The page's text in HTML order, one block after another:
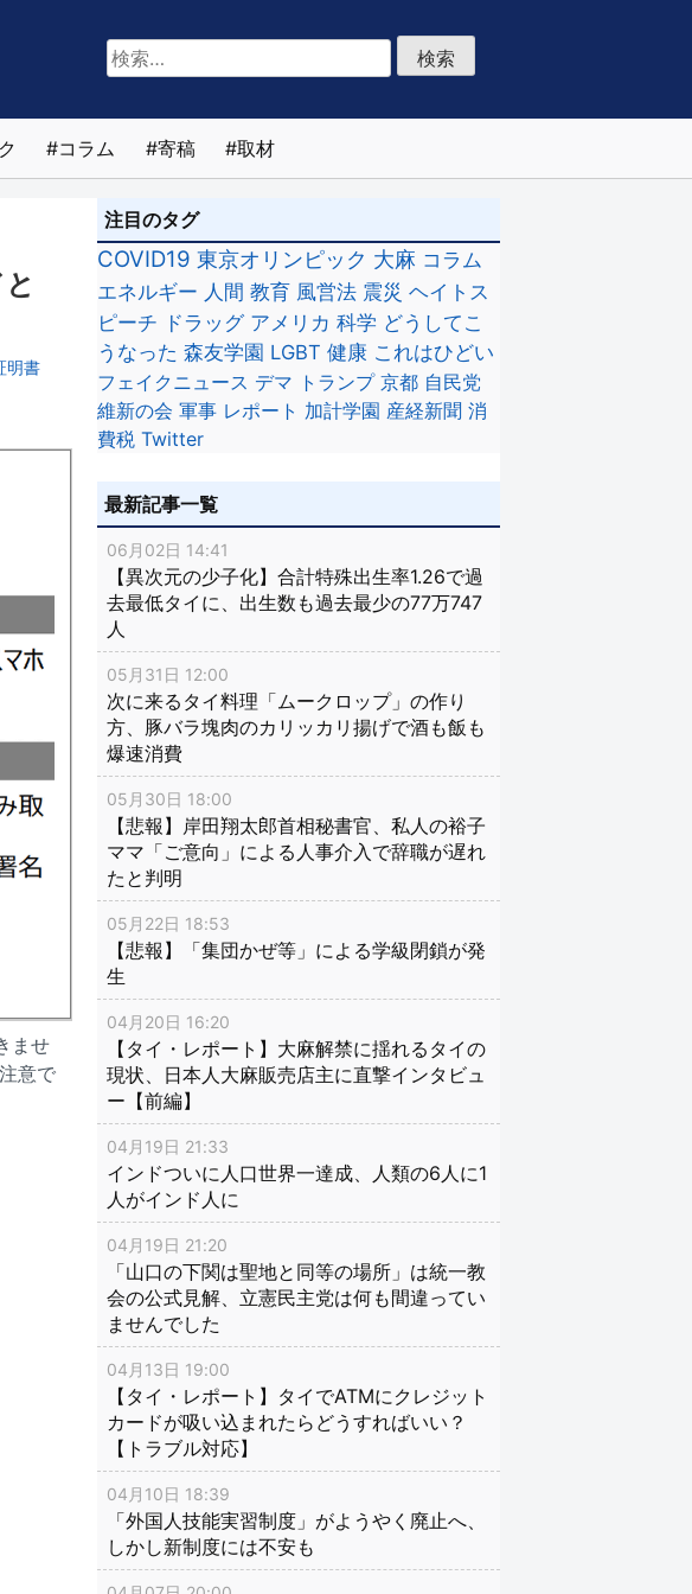
検
索:
コラム 寄稿 取材
明書
ませ
意で
注目のタグ
COVID19 東京オリンピック 大麻 コラム
エネルギー 人間 教育 風営法 震災 ヘイトス
ピーチ ドラッグ アメリカ 科学 どうしてこ
うなった 森友学園 LGBT 健康 これはひどい
フェイクニュース デマ トランプ 京都 自民党
維新の会 軍事 レポート 加計学園 産経新聞 消
費税 Twitter
最新記事一覧
06月02日 14:41
【異次元の少子化】合計特殊出生率1.26で過
去最低タイに、出生数も過去最少の77万747
人
05月31日 12:00
次に来るタイ料理「ムークロップ」の作り
方、豚バラ塊肉のカリッカリ揚げで酒も飯も
爆速消費
05月30日 18:00
【悲報】岸田翔太郎首相秘書官、私人の裕子
ママ「ご意向」による人事介入で辞職が遅れ
たと判明
05月22日 18:53
【悲報】「集団かぜ等」による学級閉鎖が発
生
04月20日 16:20
【タイ・レポート】大麻解禁に揺れるタイの
現状、日本人大麻販売店主に直撃インタビュ
ー【前編】
04月19日 21:33
インドついに人口世界一達成、人類の6人に1
人がインド人に
04月19日 21:20
「山口の下関は聖地と同等の場所」は統一教
会の公式見解、立憲民主党は何も間違ってい
ませんでした
04月13日 19:00
【タイ・レポート】タイでATMにクレジット
カードが吸い込まれたらどうすればいい？
【トラブル対応】
04月10日 18:39
「外国人技能実習制度」がようやく廃止へ、
しかし新制度には不安も